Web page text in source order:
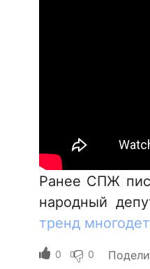
Ранее СПЖ
народный
тренд
0 0